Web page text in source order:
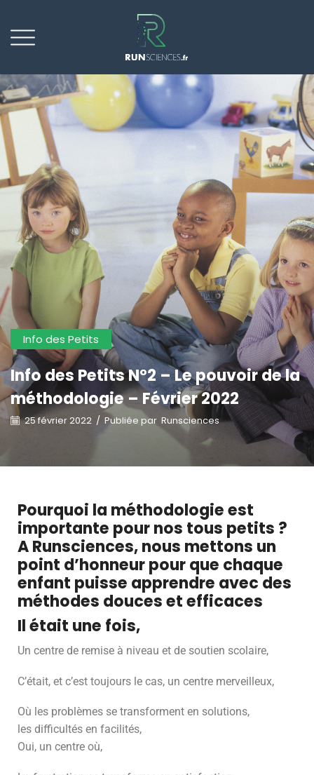
Info des Petits
Info des Petits N°2 – Le pouvoir de la
méthodologie – Février 2022
25 février 2022 / Publiée par Runsciences
Pourquoi la méthodologie est
importante pour nos tous petits ?
A Runsciences, nous mettons un
point d’honneur pour que chaque
enfant puisse apprendre avec des
méthodes douces et efficaces
Il était une fois,
Un centre de remise à niveau et de soutien scolaire,
C’était, et c’est toujours le cas, un centre merveilleux,
Où les problèmes se transforment en solutions,
les difficultés en facilités,
Oui, un centre où,